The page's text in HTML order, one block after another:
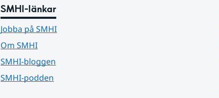
SMHI-länkar
Jobba på SMHI
Om SMHI
SMHI-bloggen
SMHI-podden